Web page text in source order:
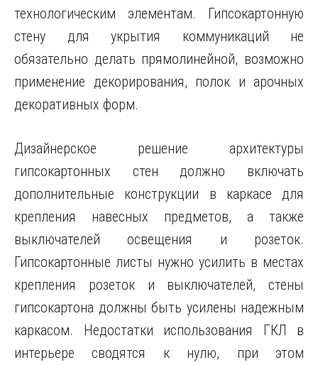
технологическим элементам. Гипсокартонную
стену для укрытия коммуникаций не
обязательно делать прямолинейной, возможно
применение декорирования, полок и арочных
декоративных форм.
Дизайнерское решение архитектуры
гипсокартонных стен должно включать
дополнительные конструкции в каркасе для
крепления навесных предметов, а также
выключателей освещения и розеток.
Гипсокартонные листы нужно усилить в местах
крепления розеток и выключателей, стены
гипсокартона должны быть усилены надежным
каркасом. Недостатки использования ГКЛ в
интерьере сводятся к нулю, при этом